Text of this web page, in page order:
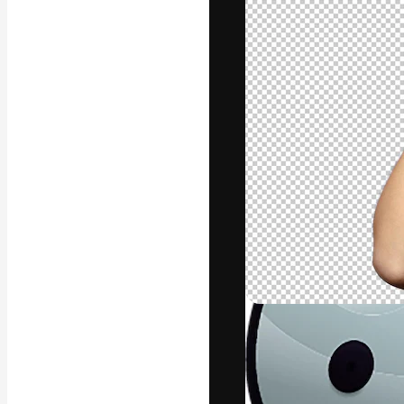
La piattaforma
migliori lavori.
creativi,
Italiano
Copyright © 2010-